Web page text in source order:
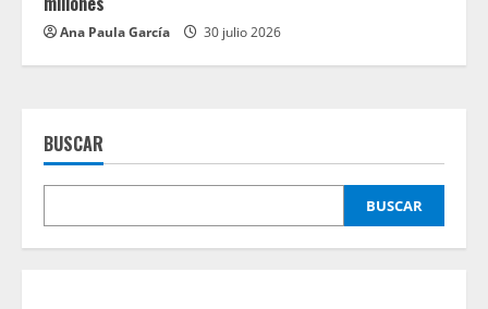
Ana Paula García 30 julio 2026
BUSCAR
BUSCAR